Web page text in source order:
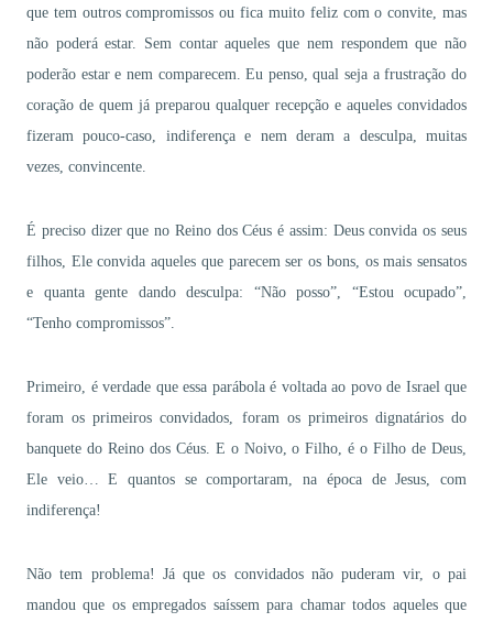
que tem outros compromissos ou fica muito feliz com o convite, mas
não poderá estar. Sem contar aqueles que nem respondem que não
poderão estar e nem comparecem. Eu penso, qual seja a frustração do
coração de quem já preparou qualquer recepção e aqueles convidados
fizeram pouco-caso, indiferença e nem deram a desculpa, muitas
vezes, convincente.
É preciso dizer que no Reino dos Céus é assim: Deus convida os seus
filhos, Ele convida aqueles que parecem ser os bons, os mais sensatos
e quanta gente dando desculpa: “Não posso”, “Estou ocupado”,
“Tenho compromissos”.
Primeiro, é verdade que essa parábola é voltada ao povo de Israel que
foram os primeiros convidados, foram os primeiros dignatários do
banquete do Reino dos Céus. E o Noivo, o Filho, é o Filho de Deus,
Ele veio… E quantos se comportaram, na época de Jesus, com
indiferença!
Não tem problema! Já que os convidados não puderam vir, o pai
mandou que os empregados saíssem para chamar todos aqueles que